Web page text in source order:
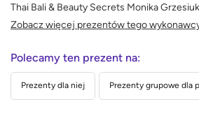
Thai Bali & Beauty Secrets Monika Grzesiuk
Zobacz więcej prezentów tego
Polecamy ten prezent na:
Prezenty dla niej Prezenty grupowe dla